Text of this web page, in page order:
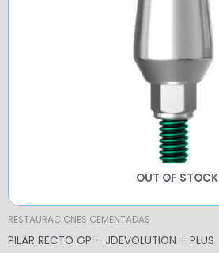
OUT OF STOCK
RESTAURACIONES CEMENTADAS
PILAR RECTO GP – JDEVOLUTION + PLUS